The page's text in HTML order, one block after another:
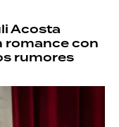
Acosta
romance con
rumores